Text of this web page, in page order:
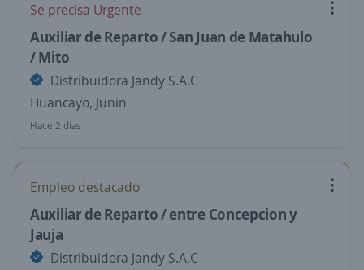
Se precisa Urgente
Auxiliar de Reparto / San Juan de Matahulo
/ Mito
Distribuidora Jandy S.A.C
Huancayo, Junin
Hace 2 días
Empleo destacado
Auxiliar de Reparto / entre Concepcion y
Jauja
Distribuidora Jandy S.A.C